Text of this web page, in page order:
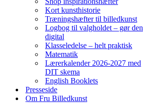
Kort kunsthistorie
Træningshæfter til billedkunst
Logbog til valgholdet – gør den
digital
Klasseledelse – helt praktisk
Matematik
Lærerkalender 2026-2027 med
DIT skema
English Booklets
Presseside
Om Fru Billedkunst